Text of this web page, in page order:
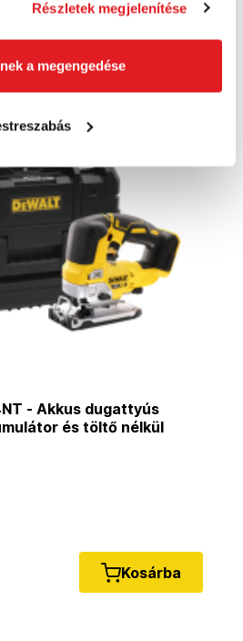
Részletek megjelenítése
a megengedése
Kosárba
- Akkus dugattyús
és töltő nélkül
Kosárba